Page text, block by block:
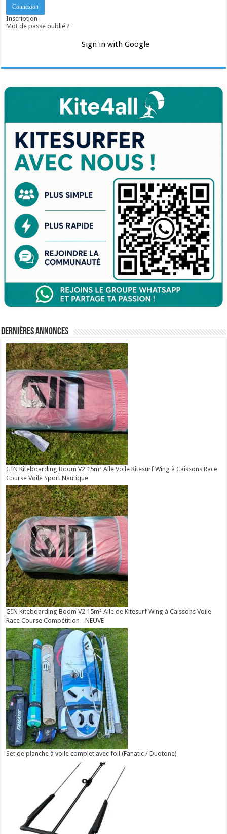
Inscription
Mot de passe oublié ?
Sign in with Google
Dernières annonces
GIN Kiteboarding Boom V2 15m² Aile Voile Kitesurf Wing à Caissons Race
Course Voile Sport Nautique
GIN Kiteboarding Boom V2 15m² Aile de Kitesurf Wing à Caissons Voile
Race Course Compétition - NEUVE
Set de planche à voile complet avec foil (Fanatic / Duotone)